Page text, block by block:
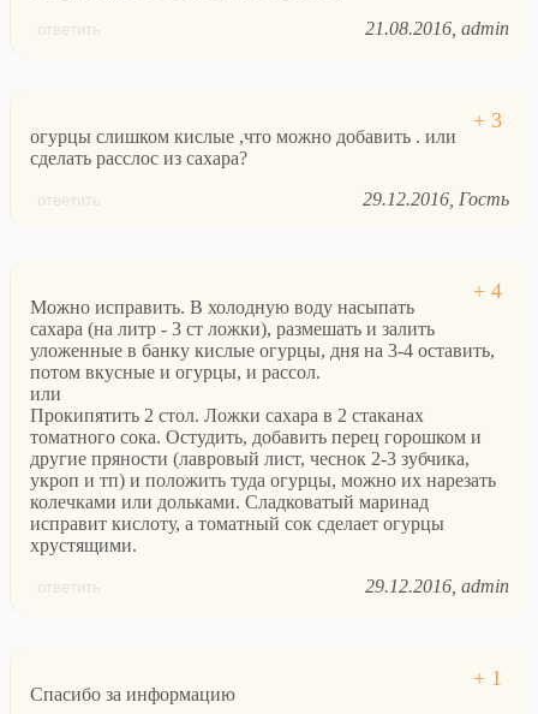
ответить 21.08.2016 admin
огурцы слишком кислые ,что можно добавить . или
сделать расслос из сахара?
ответить 29.12.2016 Гость
Можно исправить. В холодную воду насыпать
сахара (на литр - 3 ст ложки), размешать и залить
уложенные в банку кислые огурцы, дня на 3-4 оставить,
потом вкусные и огурцы, и рассол.
или
Прокипятить 2 стол. Ложки сахара в 2 стаканах
томатного сока. Остудить, добавить перец горошком и
другие пряности (лавровый лист, чеснок 2-3 зубчика,
укроп и тп) и положить туда огурцы, можно их нарезать
колечками или дольками. Сладковатый маринад
исправит кислоту, а томатный сок сделает огурцы
хрустящими.
ответить 29.12.2016 admin
Спасибо за информацию